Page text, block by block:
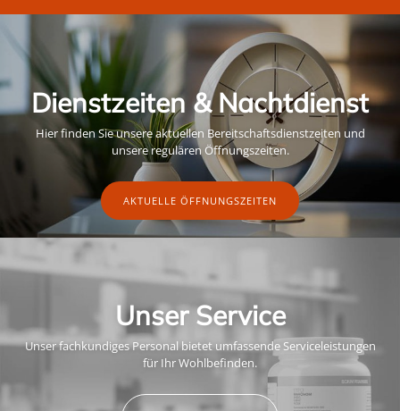
Dienstzeiten & Nachtdienst
Hier finden Sie unsere aktuellen Bereitschaftsdienstzeiten und
unsere regulären Öffnungszeiten.
AKTUELLE ÖFFNUNGSZEITEN
Unser Service
Unser fachkundiges Personal bietet umfassende Serviceleistungen
für Ihr Wohlbefinden.